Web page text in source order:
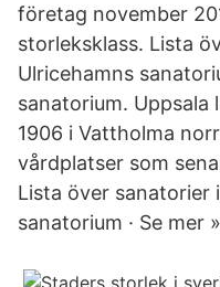
företag november
storleksklass. Lista
Ulricehamns
sanatorium. Uppsala
1906 i Vattholma
vårdplatser som
Lista över sanatorier
sanatorium · Se mer